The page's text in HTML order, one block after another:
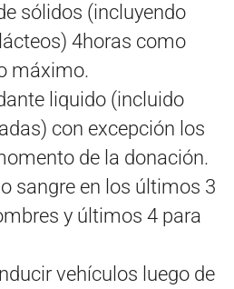
sólidos (incluyendo
4horas como
máximo.
liquido (incluido
con excepción los
de la donación.
sangre en los últimos 3
y últimos 4 para
vehículos luego de